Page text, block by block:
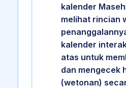
kalender
melihat rincian
kalender
atas untuk
dan mengecek
(wetonan)